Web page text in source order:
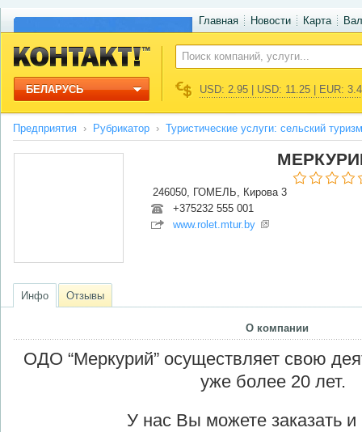
Главная Новости Карта
БЕЛАРУСЬ USD: 2.95 | USD: 11.25 | EUR:
Предприятия Рубрикатор Туристические услуги: сельский туризм
246050, ГОМЕЛЬ, Кирова 3
+375232 555 001
www.rolet.mtur.by
Инфо Отзывы
О компании
ОДО “Меркурий” осуществляет свою
уже более 20 лет.
У нас Вы можете заказать и